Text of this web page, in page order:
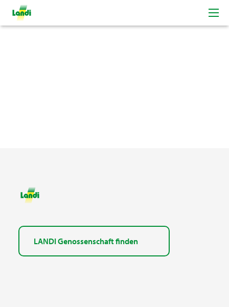
LANDI Genossenschaft finden